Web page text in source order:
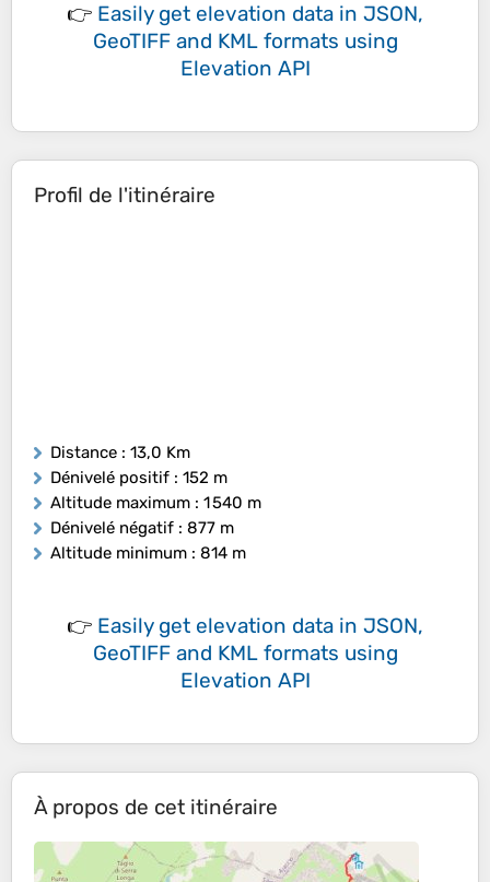
👉 Easily get elevation data in JSON,
GeoTIFF and KML formats using
Elevation API
Profil de l'itinéraire
Distance : 13,0 Km
Dénivelé positif : 152 m
Altitude maximum : 1 540 m
Dénivelé négatif : 877 m
Altitude minimum : 814 m
👉 Easily get elevation data in JSON,
GeoTIFF and KML formats using
Elevation API
À propos de cet itinéraire